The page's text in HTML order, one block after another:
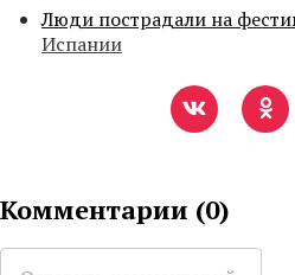
Люди пострадали на
Испании
Комментарии (0)